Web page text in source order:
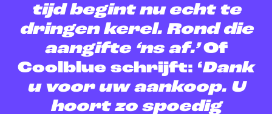
tijd begint nu echt te
dringen kerel. Rond die
aangifte ‘ns af.’Of
Coolblue schrijft: ‘Dank
u voor uw aankoop. U
hoort zo spoedig